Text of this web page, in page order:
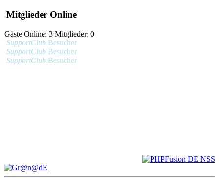
Mitglieder Online
Gäste Online: 3 Mitglieder: 0
SupportClub Besucher
SupportClub Besucher
SupportClub Besucher